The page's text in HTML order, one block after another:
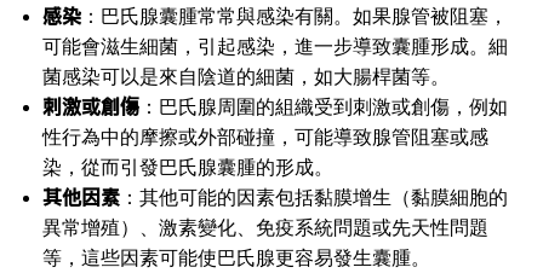
感染 ：巴氏腺囊腫常常與感染有關。如果腺管被阻塞，
可能會滋生細菌，引起感染，進一步導致囊腫形成。細
菌感染可以是來自陰道的細菌，如大腸桿菌等。
刺激或創傷 ：巴氏腺周圍的組織受到刺激或創傷，例如
性行為中的摩擦或外部碰撞，可能導致腺管阻塞或感
染，從而引發巴氏腺囊腫的形成。
其他因素 ：其他可能的因素包括黏膜增生（黏膜細胞的
異常增殖）、激素變化、免疫系統問題或先天性問題
等，這些因素可能使巴氏腺更容易發生囊腫。